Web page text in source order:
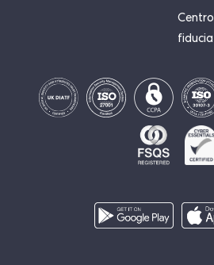
Centro
fiducia